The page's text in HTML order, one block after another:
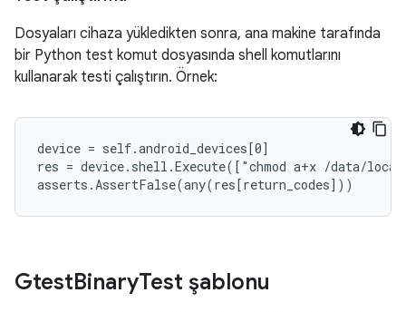
Dosyaları cihaza yükledikten sonra, ana makine tarafında
bir Python test komut dosyasında shell komutlarını
kullanarak testi çalıştırın. Örnek:
device = self.android_devices[0]
res = device.shell.Execute(["chmod a+x /data/
GtestBinaryTest şablonu